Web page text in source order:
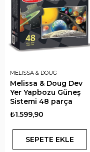
MELISSA & DOUG
Melissa & Doug Dev
Yer Yapbozu Güneş
Sistemi 48 parça
₺1.599,90
SEPETE EKLE